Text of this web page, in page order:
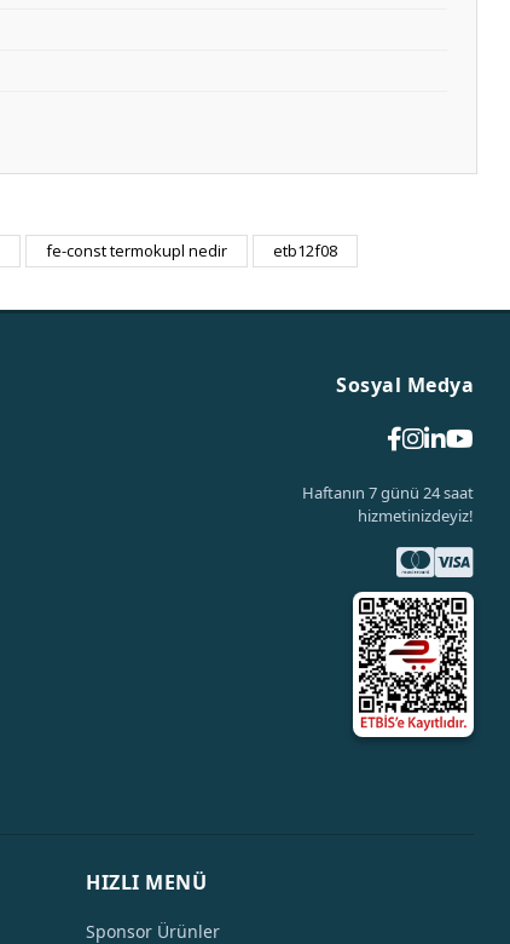
fe-const termokupl nedir
etb12f08
Sosyal Medya
Haftanın 7 günü 24 saat
hizmetinizdeyiz!
HIZLI MENÜ
Sponsor Ürünler